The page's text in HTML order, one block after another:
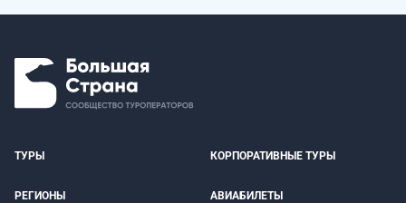
ТУРЫ КОРПОРАТИВНЫЕ ТУРЫ
РЕГИОНЫ АВИАБИЛЕТЫ